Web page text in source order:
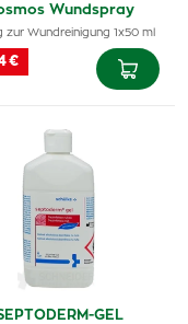
Wundspray
zur Wundreinigung 1x50 ml
€
GEL